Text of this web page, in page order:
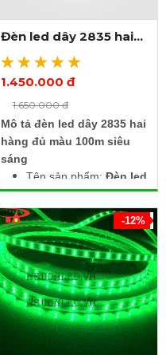
Xem thêm ảnh
Đèn led dây 2835 hai
hàng đủ màu 100m
1.450.000 đ
1.650.000 đ
Mô tả đèn led dây 2835 hai
hàng đủ màu 100m siêu
sáng
Tên sản phẩm: Đèn led
dây 2835 hai hàng đủ
màu 100m
Điện áp: 220V
Kích thước: Rộng 12mm
x dày 5mm x dài 100m
Chip led: SMD2835
Số lượng led: 120 led/m
Dùng được ngoài trời,
chống nước
-12%